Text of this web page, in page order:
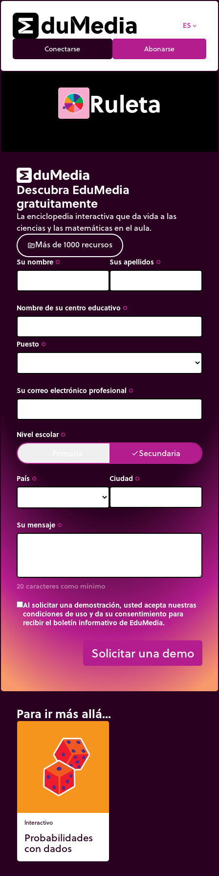
ES expand_more
Conectarse Abonarse
Ruleta
Descubra EduMedia
gratuitamente
La enciclopedia interactiva que da vida a las
ciencias y las matemáticas en el aula.
sourceMásde1000 recursos
Su nombre trip_origin Sus apellidos trip_origin
Nombre de su centro educativo trip_origin
Puesto trip_origin
Su correo electrónico profesional trip_origin
Nivel escolar trip_origin
doneSecundaria
País trip_origin Ciudad trip_origin
Su mensaje trip_origin
20 caracteres como mínimo
Al solicitar una demostración, usted acepta nuestras
condiciones de uso y da su consentimiento para
recibir el boletín informativo de EduMedia.
Solicitar una demo
Para ir más allá...
Interactivo
Probabilidades
con dados